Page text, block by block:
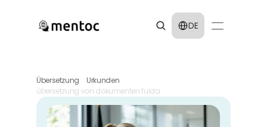
Select Language
DE
Übersetzung
Urkunden
übersetzung von dokumenten fulda